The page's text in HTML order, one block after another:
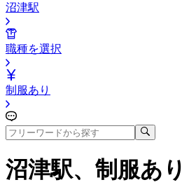
沼津駅
職種を選択
制服あり
沼津駅、制服あり